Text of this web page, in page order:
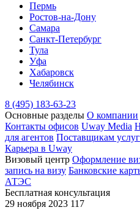
Пермь
Ростов-на-Дону
Самара
Санкт-Петербург
Тула
Уфа
Хабаровск
Челябинск
8 (495) 183-63-23
Основные разделы О компании
Контакты офисов Uway Media
для агентов Поставщикам услуг
Карьера в Uway
Визовый центр Оформление
запись на визу Банковские
АТЭС
Бесплатная консультация
29 ноября 2023 117